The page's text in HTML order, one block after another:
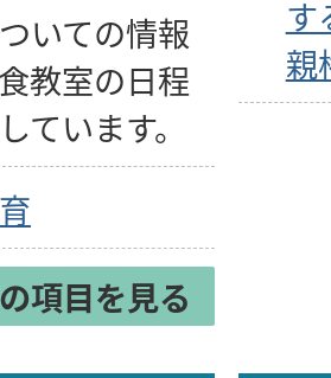
いての情報
教室の日程
ています。
項目を見る
す
親